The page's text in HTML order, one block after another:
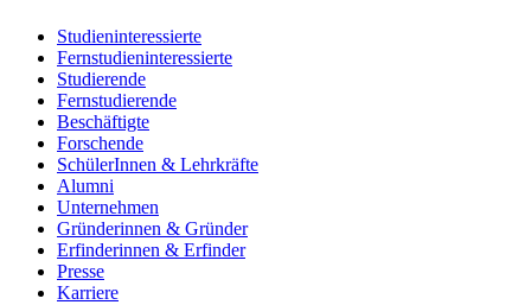
Studieninteressierte
Fernstudieninteressierte
Studierende
Fernstudierende
Beschäftigte
Forschende
SchülerInnen & Lehrkräfte
Alumni
Unternehmen
Gründerinnen & Gründer
Erfinderinnen & Erfinder
Presse
Karriere